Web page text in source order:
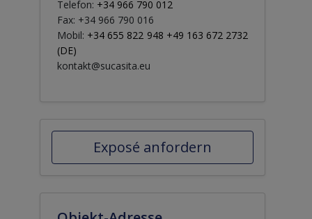
Telefon: +34 966 790 012
Fax: +34 966 790 016
Mobil: +34 655 822 948 +49 163 672 2732
(DE)
kontakt@sucasita.eu
Exposé anfordern